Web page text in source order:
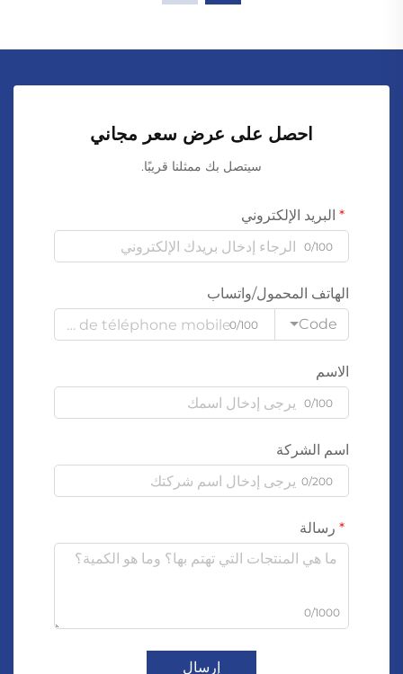
احصل على عرض سعر مجاني
سيتصل بك ممثلنا قريبًا.
البريد الإلكتروني
0/100
الهاتف المحمول/واتساب
Code
0/100
الاسم
0/100
اسم الشركة
0/200
رسالة
0/1000
إرسال